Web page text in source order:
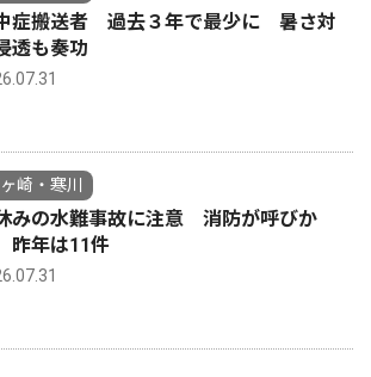
症搬送者 過去３年で最少に 暑さ対
透も奏功
崎・寒川
みの水難事故に注意 消防が呼びか
年は11件